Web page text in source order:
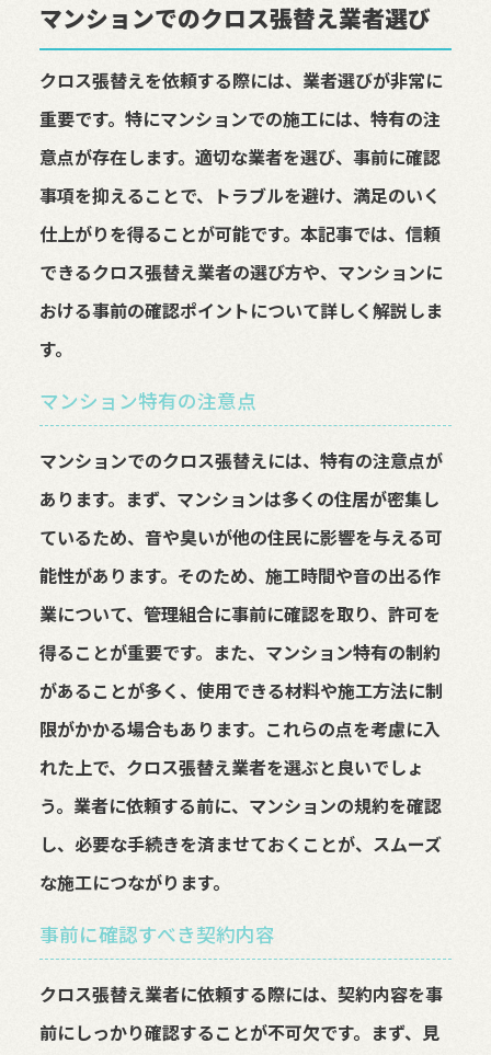
マンションでのクロス張替え業者選び
クロス張替えを依頼する際には、業者選びが非常に
重要です。特にマンションでの施工には、特有の注
意点が存在します。適切な業者を選び、事前に確認
事項を抑えることで、トラブルを避け、満足のいく
仕上がりを得ることが可能です。本記事では、信頼
できるクロス張替え業者の選び方や、マンションに
おける事前の確認ポイントについて詳しく解説しま
す。
マンション特有の注意点
マンションでのクロス張替えには、特有の注意点が
あります。まず、マンションは多くの住居が密集し
ているため、音や臭いが他の住民に影響を与える可
能性があります。そのため、施工時間や音の出る作
業について、管理組合に事前に確認を取り、許可を
得ることが重要です。また、マンション特有の制約
があることが多く、使用できる材料や施工方法に制
限がかかる場合もあります。これらの点を考慮に入
れた上で、クロス張替え業者を選ぶと良いでしょ
う。業者に依頼する前に、マンションの規約を確認
し、必要な手続きを済ませておくことが、スムーズ
な施工につながります。
事前に確認すべき契約内容
クロス張替え業者に依頼する際には、契約内容を事
前にしっかり確認することが不可欠です。まず、見